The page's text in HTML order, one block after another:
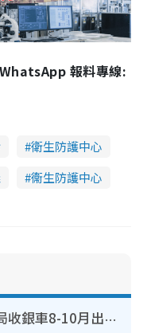
報料專線:
衛生防護中心
衞生防護中心
收銀車時間表2026｜金管局收銀車8-10月出沒地點+時間！無須手續費！硬幣免費轉現鈔或增值至八達通